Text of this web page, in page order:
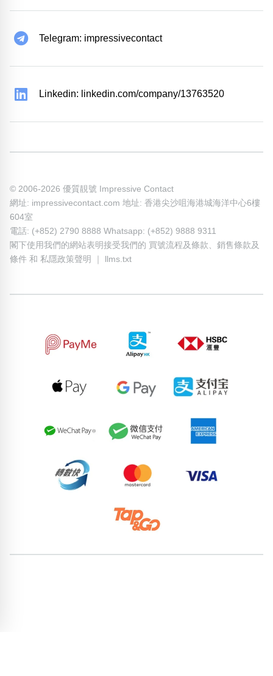
Telegram: impressivecontact
Linkedin: linkedin.com/company/13763520
© 2006-2026 優質靚號 Impressive Contact
網址: impressivecontact.com 地址: 香港尖沙咀海港城海洋中心6樓
604室
電話: (+852) 2790 8888 Whatsapp: (+852) 9888 9311
閣下使用我們的網站表明接受我們的 買號流程及條款、 銷售條款及
條件 和 私隱政策聲明 llms.txt